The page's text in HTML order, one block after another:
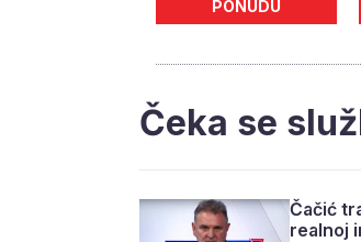
PONUDU
Čeka se
Čačić
realnoj